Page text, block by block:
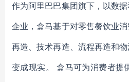
作为阿里巴巴集团旗下，以数
企业，盒马基于对零售餐饮业
再造、技术再造、流程再造和
变成现实。 盒马可为消费者提